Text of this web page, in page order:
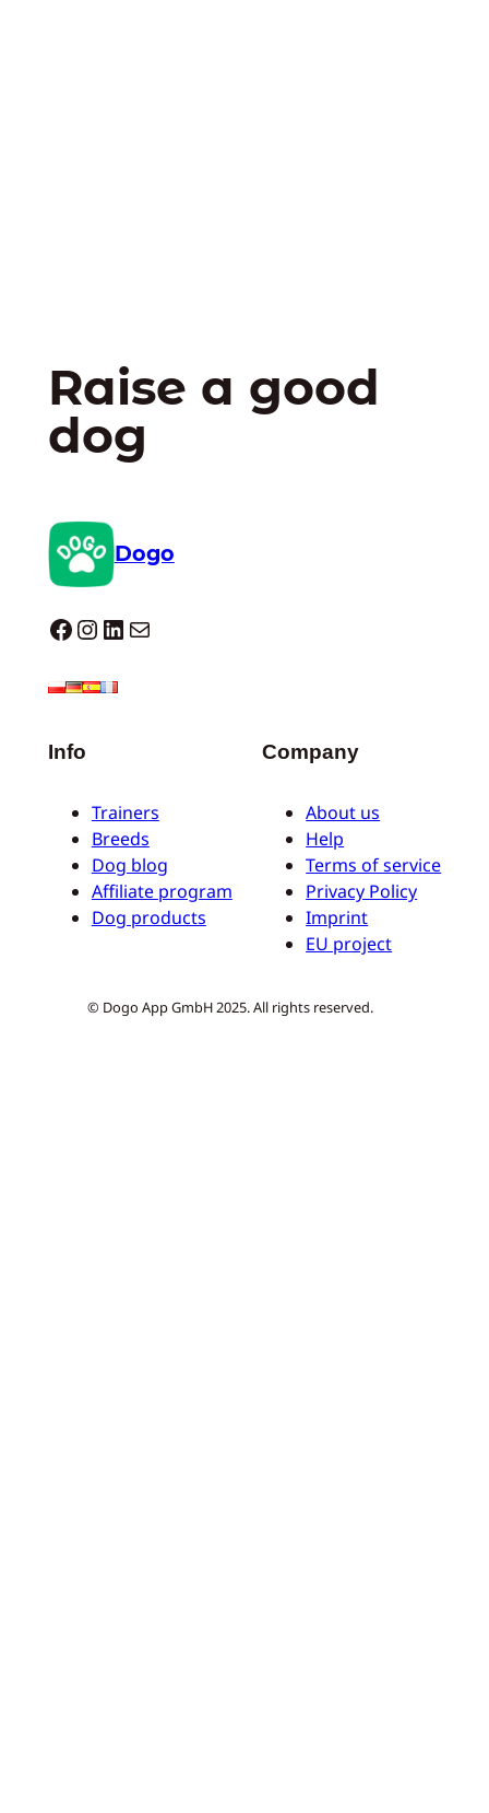
Raise a good
dog
Dogo
Dogo facebook InstagramLinkedIn E-mail
Info
Trainers
Breeds
Dog blog
Affiliate program
Dog products
Company
About us
Help
Terms of service
Privacy Policy
Imprint
EU project
© Dogo App GmbH 2025. All rights reserved.